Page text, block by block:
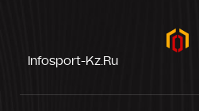
Infosport-Kz.ru